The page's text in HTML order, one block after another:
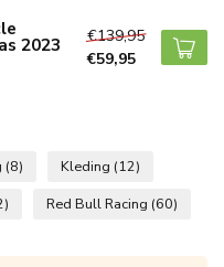
2023
€139,95
€59,95
(8) Kleding (12)
Red Bull Racing (60)